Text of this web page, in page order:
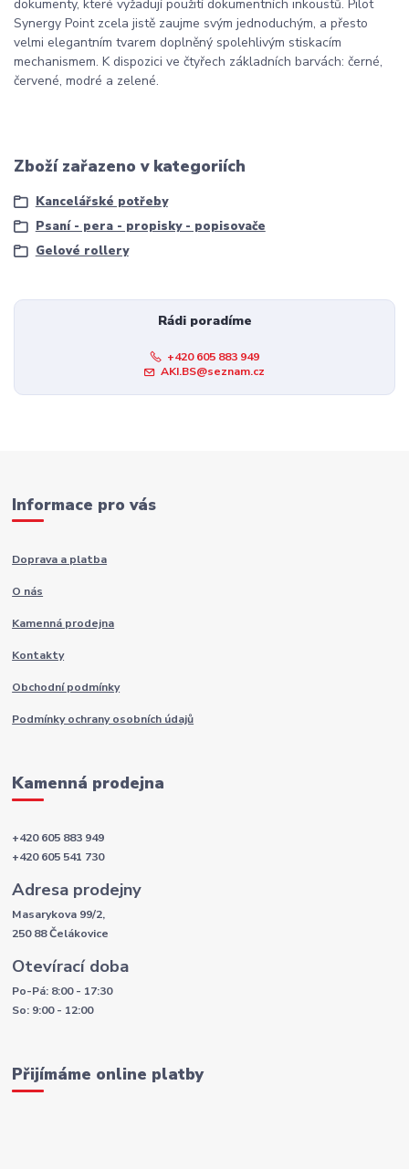
dokumenty, které vyžadují použití dokumentních inkoustů. Pilot
Synergy Point zcela jistě zaujme svým jednoduchým, a přesto
velmi elegantním tvarem doplněný spolehlivým stiskacím
mechanismem. K dispozici ve čtyřech základních barvách: černé,
červené, modré a zelené.
Zboží zařazeno v kategoriích
Kancelářské potřeby
Psaní - pera - propisky - popisovače
Gelové rollery
Rádi poradíme
+420 605 883 949
AKI.BS@seznam.cz
Informace pro vás
Doprava a platba
O nás
Kamenná prodejna
Kontakty
Obchodní podmínky
Podmínky ochrany osobních údajů
Kamenná prodejna
+420 605 883 949
+420 605 541 730
Adresa prodejny
Masarykova 99/2,
250 88 Čelákovice
Otevírací doba
Po-Pá: 8:00 - 17:30
So: 9:00 - 12:00
Přijímáme online platby